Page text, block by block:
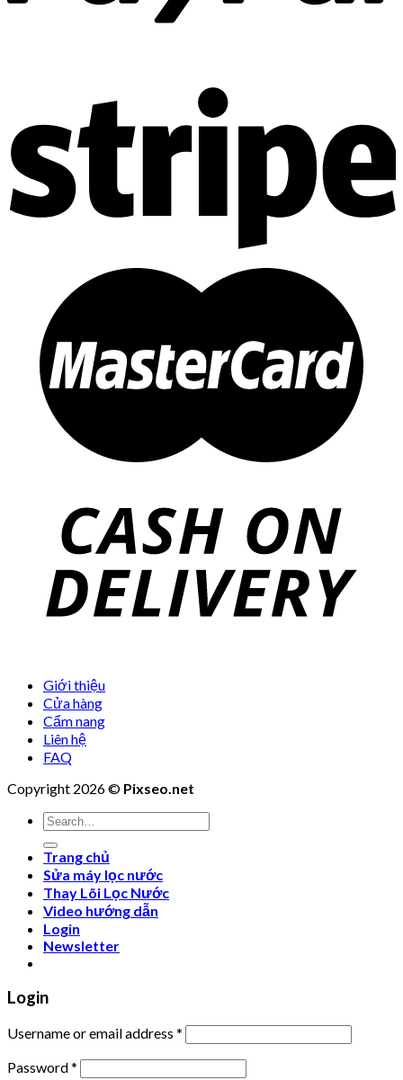
Giới thiệu
Cửa hàng
Cẩm nang
Liên hệ
FAQ
Copyright 2026 © Pixseo.net
Search
for:
Trang chủ
Sửa máy lọc nước
Thay Lõi Lọc Nước
Video hướng dẫn
Login
Newsletter
Login
Username or email address *
Password*